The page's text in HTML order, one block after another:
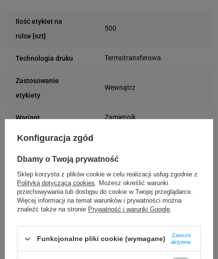
Ilość etykiet na
rolce [szt]
500
Technologia druku Termotransferowa
Zastosowanie
etykiety
Wewnątrz
Wariant Zamiennik
Kształt etykiety
Materiał Papier
Średnica gilzy 40 mm
Kolor etykiety Biały
Rodzaj etykiety Uniwersalna
Szerokość etykiety 58 mm
Konfiguracja zgód
Dbamy o Twoją prywatność
Sklep korzysta z plików cookie w celu realizacji usług zgodnie z
Polityką dotyczącą cookies. Możesz określić warunki
przechowywania lub dostępu do cookie w Twojej przeglądarce.
Więcej informacji na temat warunków i prywatności można
znaleźć także na stronie Prywatność i warunki Google.
Funkcjonalne pliki cookie (wymagane)
Zawsze
aktywne